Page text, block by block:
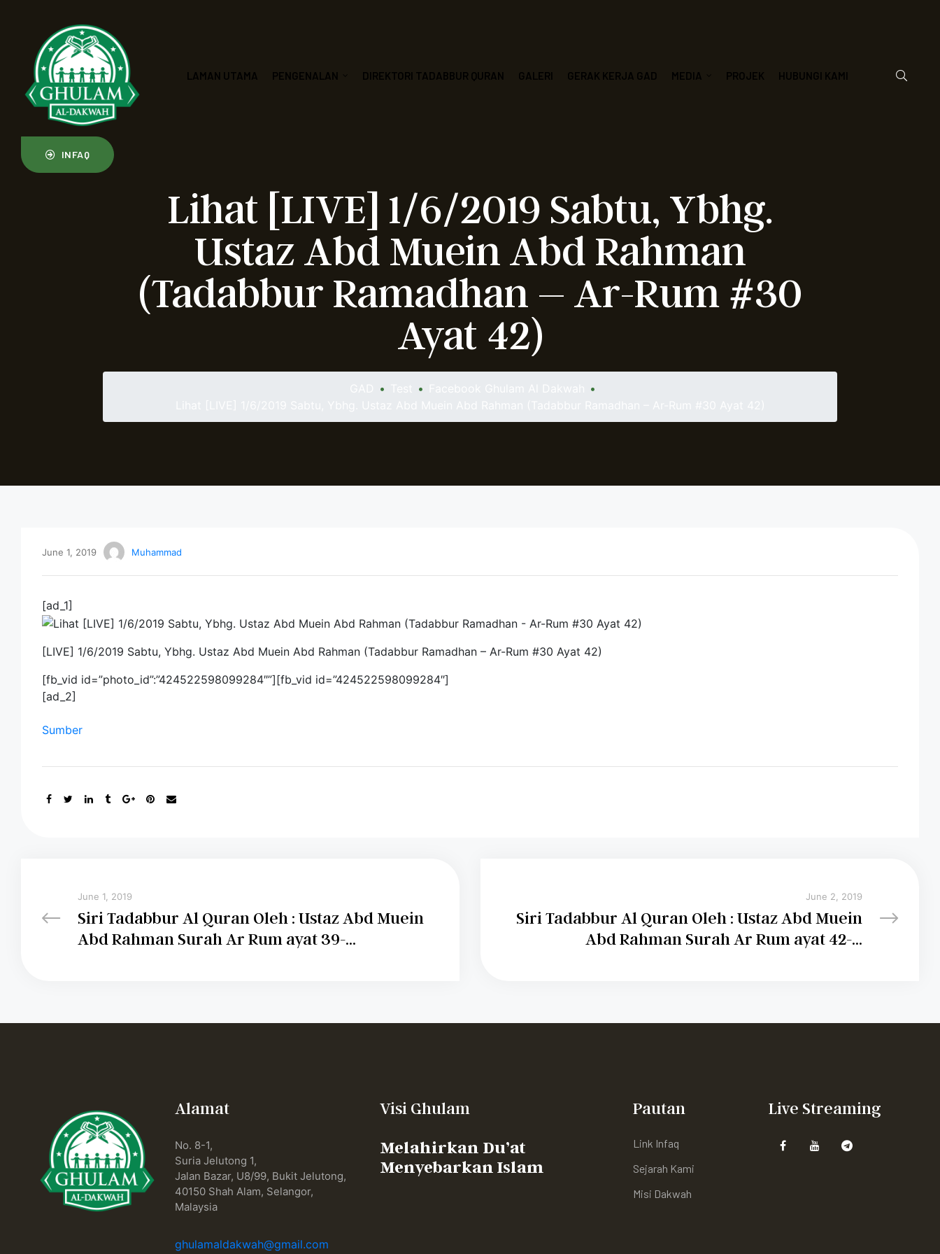
LAMAN UTAMA PENGENALAN DIREKTORI TADABBUR QURAN GALERI GERAK KERJA GAD MEDIA PROJEK HUBUNGI KAMI
INFAQ
Lihat [LIVE] 1/6/2019 Sabtu, Ybhg.
Ustaz Abd Muein Abd Rahman
(Tadabbur Ramadhan – Ar-Rum #30
Ayat 42)
• •
•
June 1, 2019 Muhammad
[ad_1]
[LIVE] 1/6/2019 Sabtu, Ybhg. Ustaz Abd Muein Abd Rahman (Tadabbur Ramadhan – Ar-Rum #30 Ayat 42)
[fb_vid id=”photo_id”:”424522598099284″”][fb_vid id=”424522598099284″]
[ad_2]
Sumber
June 1, 2019
Siri Tadabbur Al Quran Oleh : Ustaz Abd Muein
Abd Rahman Surah Ar Rum ayat 39-...
June 2, 2019
Siri Tadabbur Al Quran Oleh : Ustaz Abd Muein
Abd Rahman Surah Ar Rum ayat 42-...
Alamat
No. 8-1,
Suria Jelutong 1,
Jalan Bazar, U8/99, Bukit Jelutong,
40150 Shah Alam, Selangor,
Malaysia
ghulamaldakwah@gmail.com
Visi Ghulam
Melahirkan Du’at
Menyebarkan Islam
Pautan
Link Infaq
Sejarah Kami
Misi Dakwah
Live Streaming